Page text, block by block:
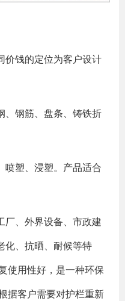
价钱的定位为客户设计
、钢筋、盘条、铸铁折
喷塑、浸塑。产品适合
厂、外界设备、市政建
化、抗晒、耐候等特
使用性好，是一种环保
据客户需要对护栏重新